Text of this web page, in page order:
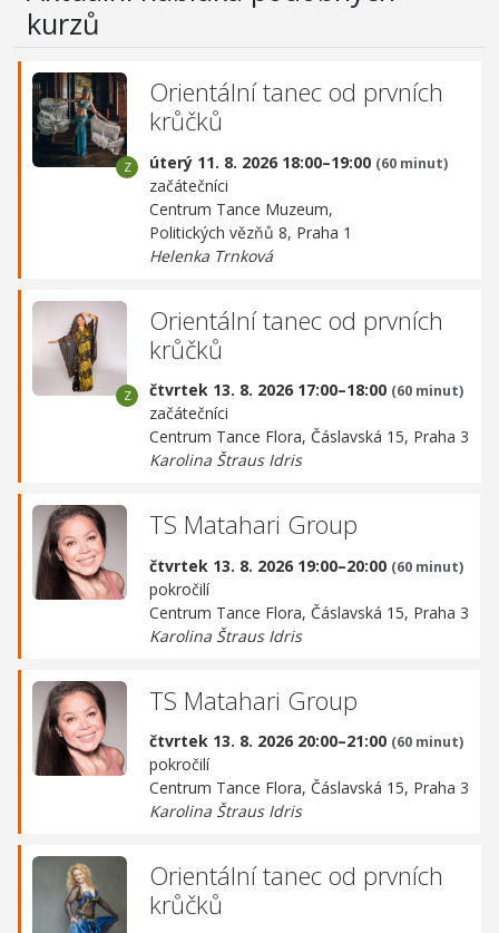
kurzů
Orientální tanec od prvních
krůčků
úterý 11. 8. 2026 18:00–19:00 (60 minut)
začátečníci
Centrum Tance Muzeum,
Politických vězňů 8, Praha 1
Helenka Trnková
Orientální tanec od prvních
krůčků
čtvrtek 13. 8. 2026 17:00–18:00 (60 minut)
začátečníci
Centrum Tance Flora, Čáslavská 15, Praha 3
Karolina Štraus Idris
TS Matahari Group
čtvrtek 13. 8. 2026 19:00–20:00 (60 minut)
pokročilí
Centrum Tance Flora, Čáslavská 15, Praha 3
Karolina Štraus Idris
TS Matahari Group
čtvrtek 13. 8. 2026 20:00–21:00 (60 minut)
pokročilí
Centrum Tance Flora, Čáslavská 15, Praha 3
Karolina Štraus Idris
Orientální tanec od prvních
krůčků